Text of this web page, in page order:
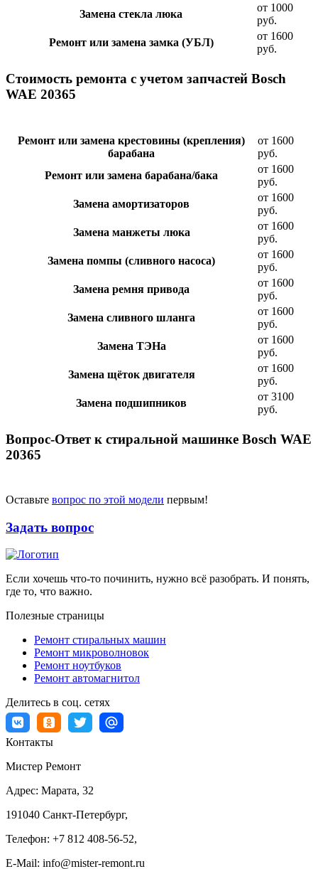
Замена стекла люка
от 1000
руб.
Ремонт или замена замка (УБЛ)
от 1600
руб.
Стоимость ремонта с учетом запчастей Bosch
WAE 20365
Ремонт или замена крестовины (крепления)
барабана
от 1600
руб.
Ремонт или замена барабана/бака
от 1600
руб.
Замена амортизаторов
от 1600
руб.
Замена манжеты люка
от 1600
руб.
Замена помпы (сливного насоса)
от 1600
руб.
Замена ремня привода
от 1600
руб.
Замена сливного шланга
от 1600
руб.
Замена ТЭНа
от 1600
руб.
Замена щёток двигателя
от 1600
руб.
Замена подшипников
от 3100
руб.
Вопрос-Ответ к стиральной машинке Bosch WAE
20365
Оставьте вопрос по этой модели первым!
Задать вопрос
Если хочешь что-то починить, нужно всё разобрать. И понять,
где то, что важно.
Полезные страницы
Ремонт стиральных машин
Ремонт микроволновок
Ремонт ноутбуков
Ремонт автомагнитол
Делитесь в соц. сетях
Контакты
Мистер Ремонт
Адрес: Марата, 32
191040 Санкт-Петербург,
Телефон: +7 812 408-56-52,
E-Mail: info@mister-remont.ru